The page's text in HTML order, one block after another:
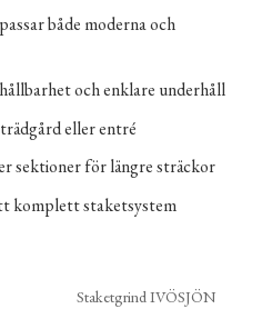
både moderna och
och enklare underhåll
eller entré
sektioner för längre sträckor
komplett staketsystem
Staketgrind IVÖSJÖN